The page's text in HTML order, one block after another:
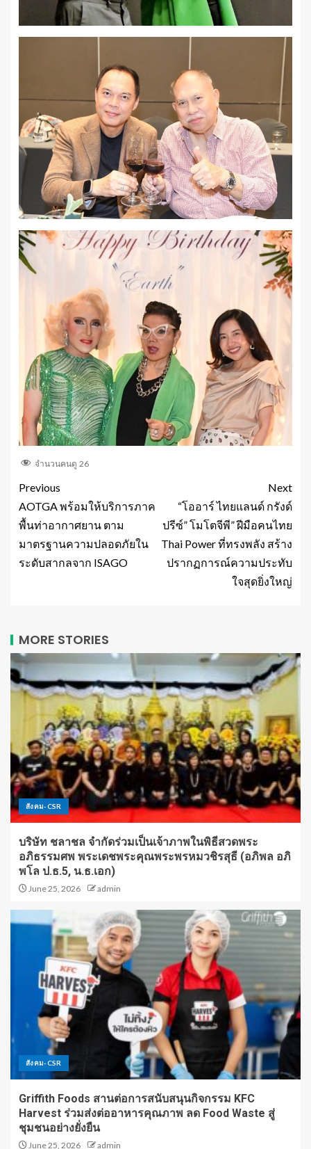
จำนวนคนดู 26
Previous
AOTGA พร้อมให้บริการภาค
พื้นท่าอากาศยาน ตาม
มาตรฐานความปลอดภัยใน
ระดับสากลจาก ISAGO
Next
“โออาร์ ไทยแลนด์ กรังด์
ปรีซ์” โมโตจีพี” ฝีมือคนไทย
Thai Power ที่ทรงพลัง สร้าง
ปรากฏการณ์ความประทับ
ใจสุดยิ่งใหญ่
MORE STORIES
สังคม-CSR
บริษัท ชลาชล จำกัดร่วมเป็นเจ้าภาพในพิธีสวดพระ
อภิธรรมศพ พระเดชพระคุณพระพรหมวชิรสุธี (อภิพล อภิ
พโล ป.ธ.5, น.ธ.เอก)
June 25, 2026 admin
สังคม-CSR
Griffith Foods สานต่อการสนับสนุนกิจกรรม KFC
Harvest ร่วมส่งต่ออาหารคุณภาพ ลด Food Waste สู่
ชุมชนอย่างยั่งยืน
June 25, 2026 admin